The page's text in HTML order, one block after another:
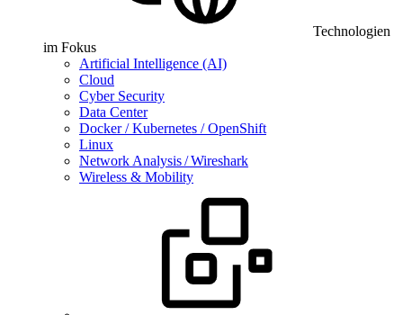
Technologien
im Fokus
Artificial Intelligence (AI)
Cloud
Cyber Security
Data Center
Docker / Kubernetes / OpenShift
Linux
Network Analysis / Wireshark
Wireless & Mobility